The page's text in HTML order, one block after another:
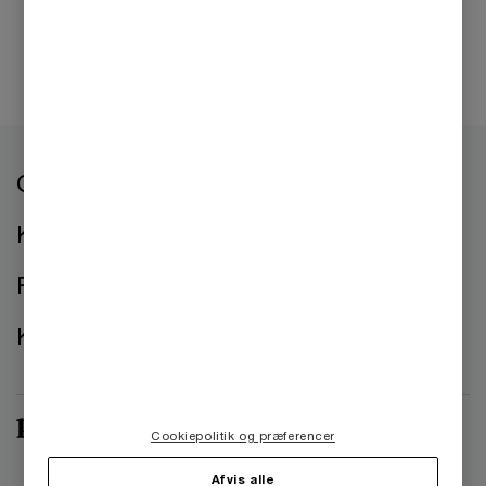
Om os
Kontorer
Presse
Kontakt os
Afvis alle
Cookiepolitik og præferencer